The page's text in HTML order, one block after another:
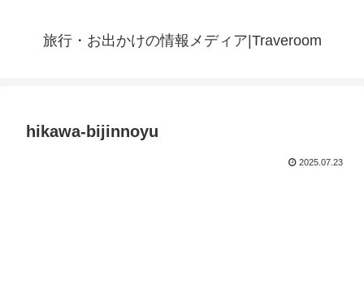
旅行・お出かけの情報メディア|Traveroom
hikawa-bijinnoyu
2025.07.23